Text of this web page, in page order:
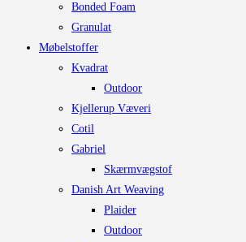
Bonded Foam
Granulat
Møbelstoffer
Kvadrat
Outdoor
Kjellerup Væveri
Cotil
Gabriel
Skærmvægstof
Danish Art Weaving
Plaider
Outdoor